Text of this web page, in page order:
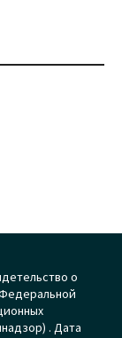
о
. Дата